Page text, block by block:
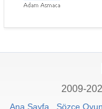
2009-
Ana Sayfa Sözce